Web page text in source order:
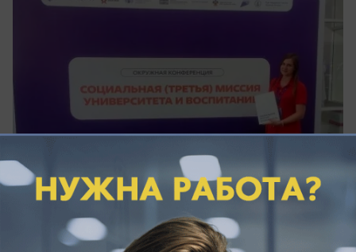
06.08.2026